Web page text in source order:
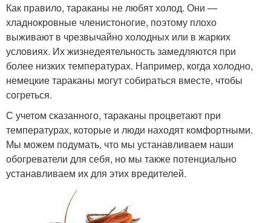
Как правило, тараканы не любят холод. Они —
хладнокровные членистоногие, поэтому плохо
выживают в чрезвычайно холодных или в жарких
условиях. Их жизнедеятельность замедляются при
более низких температурах. Например, когда холодно,
немецкие тараканы могут собираться вместе, чтобы
согреться.
С учетом сказанного, тараканы процветают при
температурах, которые и люди находят комфортными.
Мы можем подумать, что мы устанавливаем наши
обогреватели для себя, но мы также потенциально
устанавливаем их для этих вредителей.